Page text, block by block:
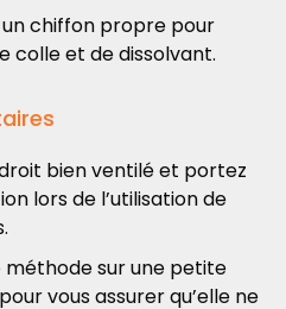
un chiffon propre pour
colle et de dissolvant.
bien ventilé et portez
lors de l’utilisation de
méthode sur une petite
vous assurer qu’elle ne